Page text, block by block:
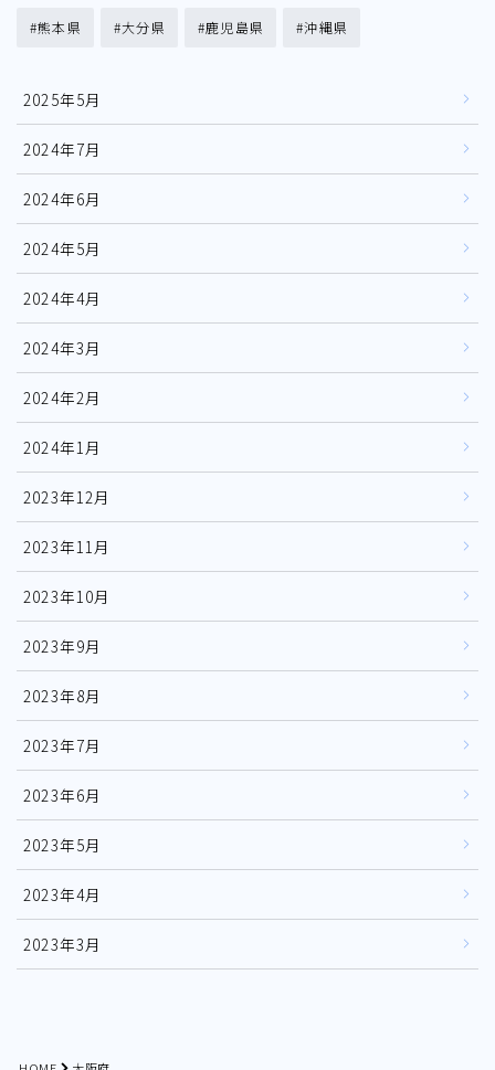
熊本県 大分県 鹿児島県 沖縄県
2025年5月
2024年7月
2024年6月
2024年5月
2024年4月
2024年3月
2024年2月
2024年1月
2023年12月
2023年11月
2023年10月
2023年9月
2023年8月
2023年7月
2023年6月
2023年5月
2023年4月
2023年3月